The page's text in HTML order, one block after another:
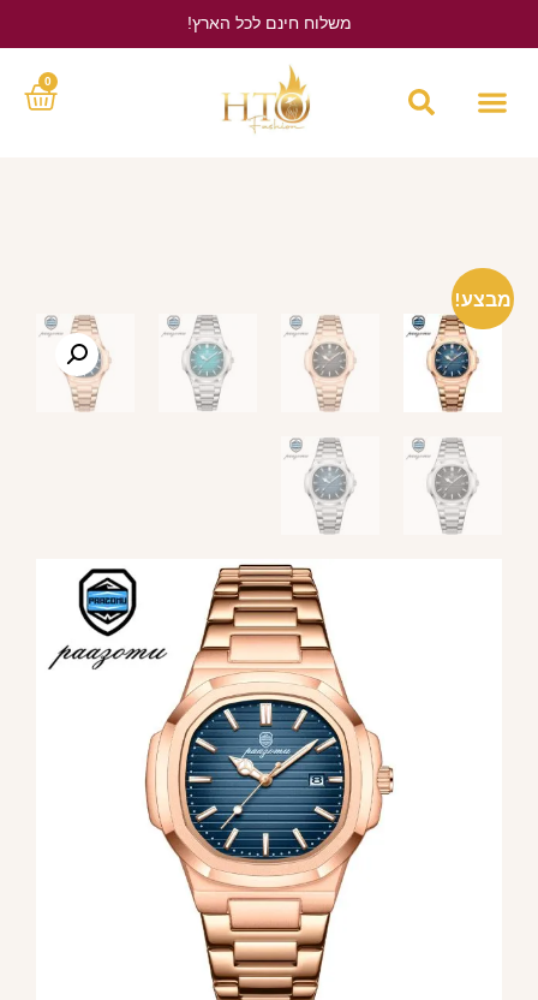
משלוח חינם לכל הארץ!
0
מבצע!